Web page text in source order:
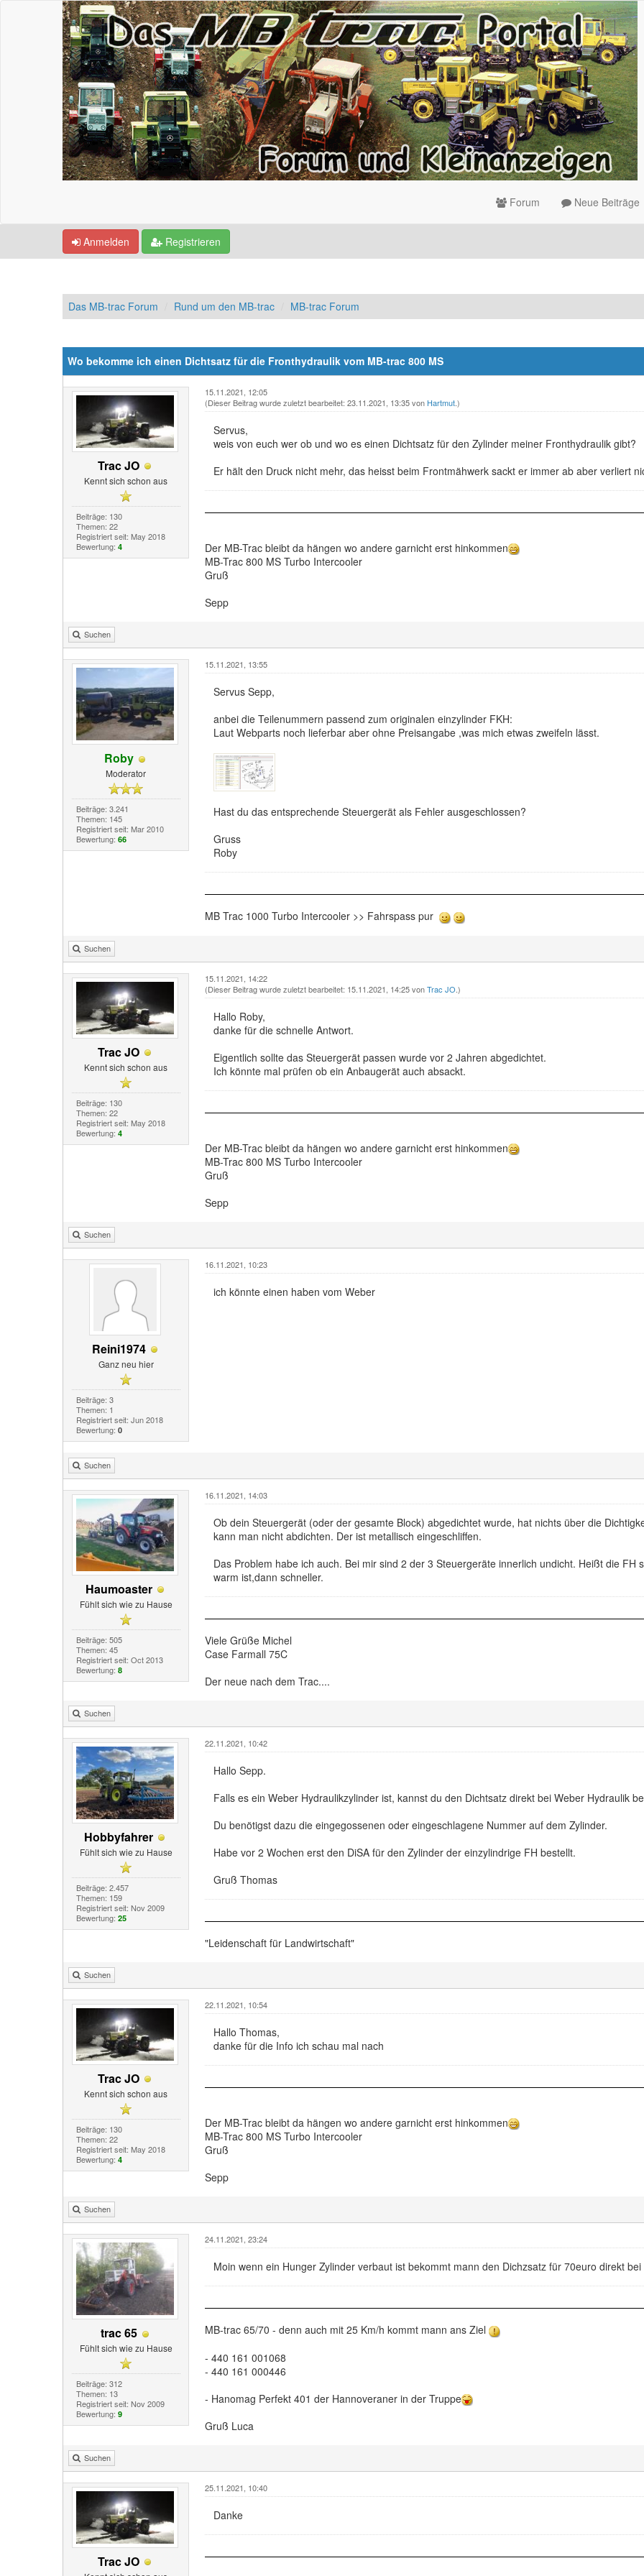
Forum Neue Beiträge
Anmelden Registrieren
Das MB-trac Forum Rund um den MB-trac MB-trac Forum
Wo bekomme ich einen Dichtsatz für die Fronthydraulik vom MB-trac 800 MS
Trac JO
Kennt sich schon aus
Beiträge: 130
Themen: 22
Registriert seit: May 2018
Bewertung: 4
15.11.2021, 12:05
(Dieser Beitrag wurde zuletzt bearbeitet: 23.11.2021, 13:35 von Hartmut.)
Servus,
weis von euch wer ob und wo es einen Dichtsatz für den Zylinder meiner Fronthydraulik gibt?
Er hält den Druck nicht mehr, das heisst beim Frontmähwerk sackt er immer ab aber verliert
Der MB-Trac bleibt da hängen wo andere garnicht erst hinkommen
MB-Trac 800 MS Turbo Intercooler
Gruß
Sepp
Suchen
Roby
Moderator
Beiträge: 3.241
Themen: 145
Registriert seit: Mar 2010
Bewertung: 66
15.11.2021, 13:55
Servus Sepp,
anbei die Teilenummern passend zum originalen einzylinder FKH:
Laut Webparts noch lieferbar aber ohne Preisangabe ,was mich etwas zweifeln lässt.
Hast du das entsprechende Steuergerät als Fehler ausgeschlossen?
Gruss
Roby
MB Trac 1000 Turbo Intercooler >> Fahrspass pur
Suchen
Trac JO
Kennt sich schon aus
Beiträge: 130
Themen: 22
Registriert seit: May 2018
Bewertung: 4
15.11.2021, 14:22
(Dieser Beitrag wurde zuletzt bearbeitet: 15.11.2021, 14:25 vonTrac JO .)
Hallo Roby,
danke für die schnelle Antwort.
Eigentlich sollte das Steuergerät passen wurde vor 2 Jahren abgedichtet.
Ich könnte mal prüfen ob ein Anbaugerät auch absackt.
Der MB-Trac bleibt da hängen wo andere garnicht erst hinkommen
MB-Trac 800 MS Turbo Intercooler
Gruß
Sepp
Suchen
Reini1974
Ganz neu hier
Beiträge: 3
Themen: 1
Registriert seit: Jun 2018
Bewertung: 0
16.11.2021, 10:23
ich könnte einen haben vom Weber
Suchen
Haumoaster
Fühlt sich wie zu Hause
Beiträge: 505
Themen: 45
Registriert seit: Oct 2013
Bewertung: 8
16.11.2021, 14:03
Ob dein Steuergerät (oder der gesamte Block) abgedichtet wurde, hat nichts über die
kann man nicht abdichten. Der ist metallisch eingeschliffen.
Das Problem habe ich auch. Bei mir sind 2 der 3 Steuergeräte innerlich undicht. Heißt die FH
warm ist,dann schneller.
Viele Grüße Michel
Case Farmall 75C
Der neue nach dem Trac....
Suchen
Hobbyfahrer
Fühlt sich wie zu Hause
Beiträge: 2.457
Themen: 159
Registriert seit: Nov 2009
Bewertung: 25
22.11.2021, 10:42
Hallo Sepp.
Falls es ein Weber Hydraulikzylinder ist, kannst du den Dichtsatz direkt bei Weber Hydraulik
Du benötigst dazu die eingegossenen oder eingeschlagene Nummer auf dem Zylinder.
Habe vor 2 Wochen erst den DiSA für den Zylinder der einzylindrige FH bestellt.
Gruß Thomas
"Leidenschaft für Landwirtschaft"
Suchen
Trac JO
Kennt sich schon aus
Beiträge: 130
Themen: 22
Registriert seit: May 2018
Bewertung: 4
22.11.2021, 10:54
Hallo Thomas,
danke für die Info ich schau mal nach
Der MB-Trac bleibt da hängen wo andere garnicht erst hinkommen
MB-Trac 800 MS Turbo Intercooler
Gruß
Sepp
Suchen
trac 65
Fühlt sich wie zu Hause
Beiträge: 312
Themen: 13
Registriert seit: Nov 2009
Bewertung: 9
24.11.2021, 23:24
Moin wenn ein Hunger Zylinder verbaut ist bekommt mann den Dichzsatz für 70euro direkt
MB-trac 65/70 - denn auch mit 25 Km/h kommt mann ans Ziel
- 440 161 001068
- 440 161 000446
- Hanomag Perfekt 401 der Hannoveraner in der Truppe
Gruß Luca
Suchen
Trac JO
25.11.2021, 10:40
Danke